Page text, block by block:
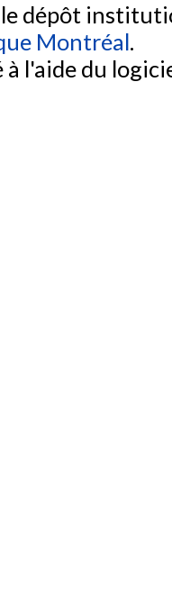
dépôt
Montréal.
à l'aide du